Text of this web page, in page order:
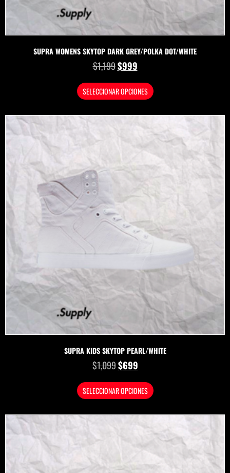
SUPRA WOMENS SKYTOP DARK GREY/POLKA DOT/WHITE
$1,199$999
SELECCIONAR OPCIONES
SUPRA KIDS SKYTOP PEARL/WHITE
$1,099$699
SELECCIONAR OPCIONES